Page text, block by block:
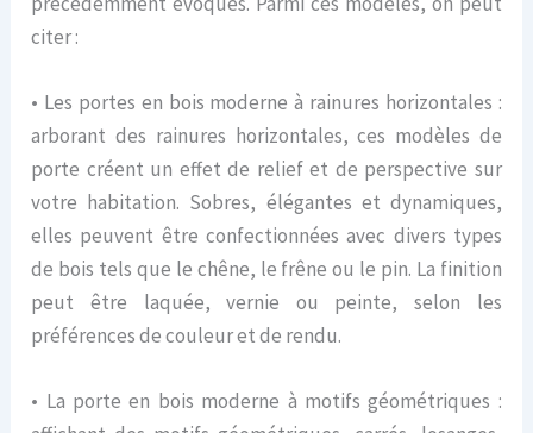
citer :
• Les portes en bois moderne à rainures horizontales :
arborant des rainures horizontales, ces modèles de
porte créent un effet de relief et de perspective sur
votre habitation. Sobres, élégantes et dynamiques,
elles peuvent être confectionnées avec divers types
de bois tels que le chêne, le frêne ou le pin. La finition
peut être laquée, vernie ou peinte, selon les
préférences de couleur et de rendu.
• La porte en bois moderne à motifs géométriques :